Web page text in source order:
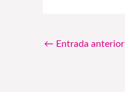
← Entrada anterior